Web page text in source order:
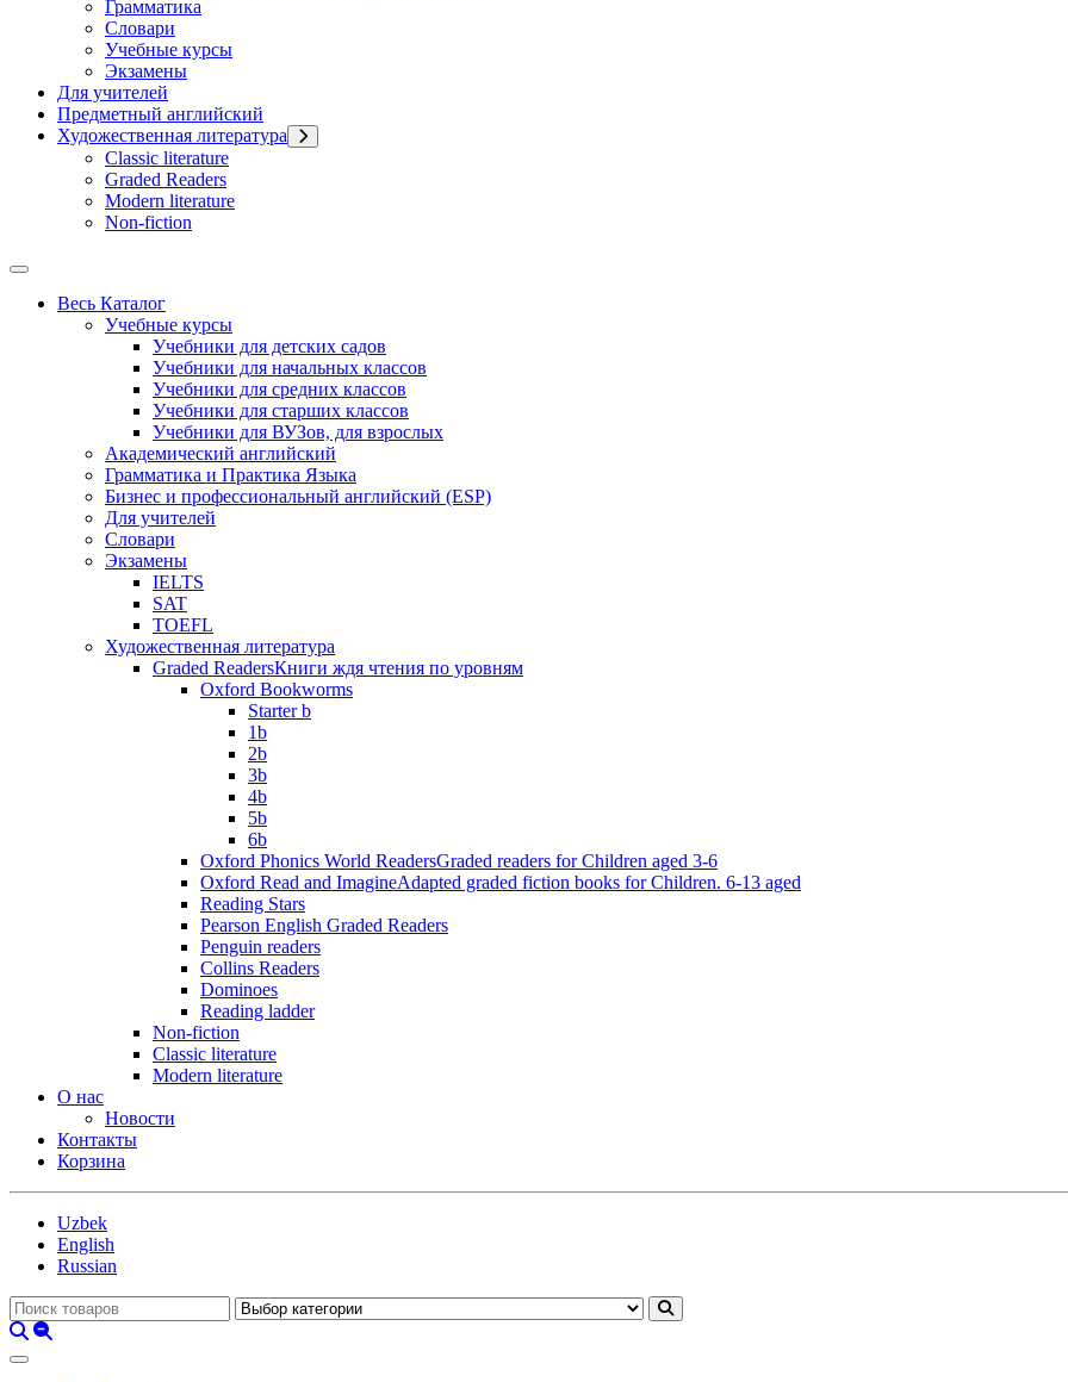
Грамматика
Словари
Учебные курсы
Экзамены
Для учителей
Предметный английский
Художественная литература
Classic literature
Graded Readers
Modern literature
Non-fiction
Весь Каталог
Учебные курсы
Учебники для детских садов
Учебники для начальных классов
Учебники для средних классов
Учебники для старших классов
Учебники для ВУЗов, для взрослых
Академический английский
Грамматика и Практика Языка
Бизнес и профессиональный английский (ESP)
Для учителей
Словари
Экзамены
IELTS
SAT
TOEFL
Художественная литература
Graded ReadersКниги ждя чтения по уровням
Oxford Bookworms
Starter b
1b
2b
3b
4b
5b
6b
Oxford Phonics World ReadersGraded readers for Children aged 3-6
Oxford Read and ImagineAdapted graded fiction books for Children. 6-13 aged
Reading Stars
Pearson English Graded Readers
Penguin readers
Collins Readers
Dominoes
Reading ladder
Non-fiction
Classic literature
Modern literature
О нас
Новости
Контакты
Корзина
Uzbek
English
Russian